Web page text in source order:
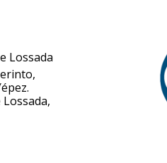
Lossada